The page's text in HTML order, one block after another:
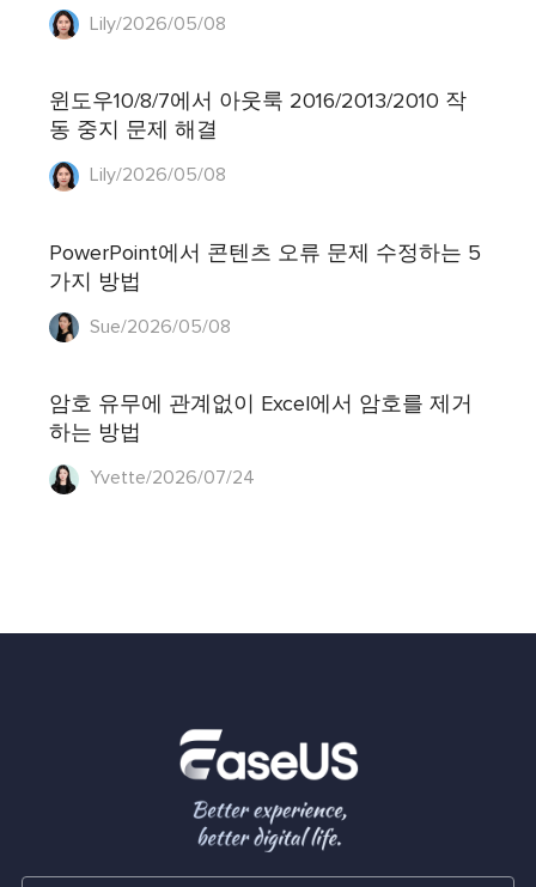
Lily/2026/05/08
윈도우10/8/7에서 아웃룩 2016/2013/2010 작
동 중지 문제 해결
Lily/2026/05/08
PowerPoint에서 콘텐츠 오류 문제 수정하는 5
가지 방법
Sue/2026/05/08
암호 유무에 관계없이 Excel에서 암호를 제거
하는 방법
Yvette/2026/07/24